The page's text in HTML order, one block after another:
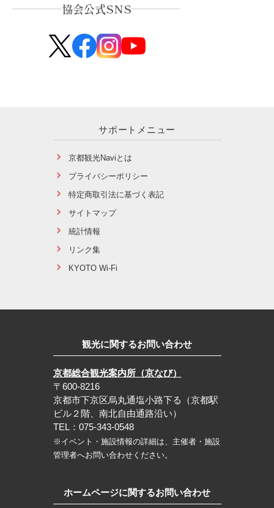
協会公式SNS
サポートメニュー
京都観光Naviとは
プライバシーポリシー
特定商取引法に基づく表記
サイトマップ
統計情報
リンク集
KYOTO Wi-Fi
観光に関するお問い合わせ
京都総合観光案内所（京なび）
〒600-8216
京都市下京区烏丸通塩小路下る（京都駅
ビル２階、南北自由通路沿い）
TEL：075-343-0548
※イベント・施設情報の詳細は、主催者・施設
管理者へお問い合わせください。
ホームページに関するお問い合わせ